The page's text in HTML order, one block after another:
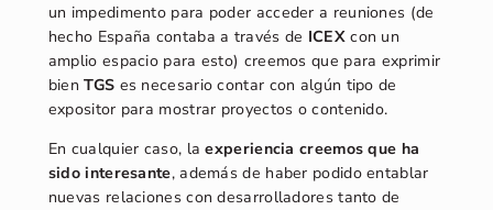
un impedimento para poder acceder a reuniones (de
hecho España contaba a través de ICEXcon un
amplio espacio para esto) creemos que para exprimir
bienTGS es necesario contar con algún tipo de
expositor para mostrar proyectos o contenido.
En cualquier caso, laexperiencia creemos que ha
sido interesante, además de haber podido entablar
nuevas relaciones con desarrolladores tanto de